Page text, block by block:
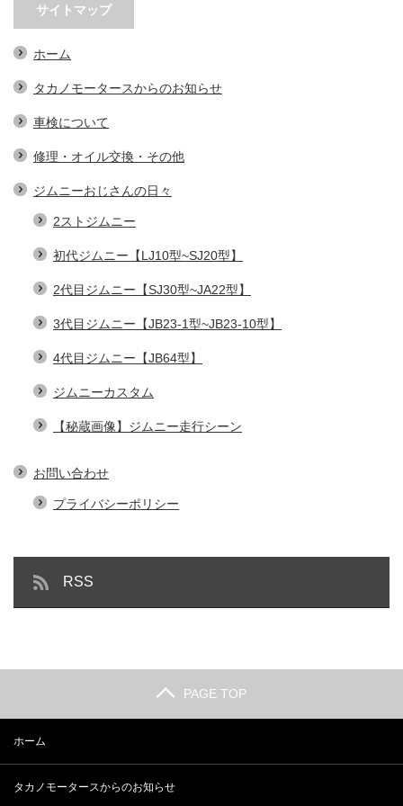
サイトマップ
ホーム
タカノモータースからのお知らせ
車検について
修理・オイル交換・その他
ジムニーおじさんの日々
2ストジムニー
初代ジムニー【LJ10型~SJ20型】
2代目ジムニー【SJ30型~JA22型】
3代目ジムニー【JB23-1型~JB23-10型】
4代目ジムニー【JB64型】
ジムニーカスタム
【秘蔵画像】ジムニー走行シーン
お問い合わせ
プライバシーポリシー
RSS
PAGE TOP
ホーム
タカノモータースからのお知らせ